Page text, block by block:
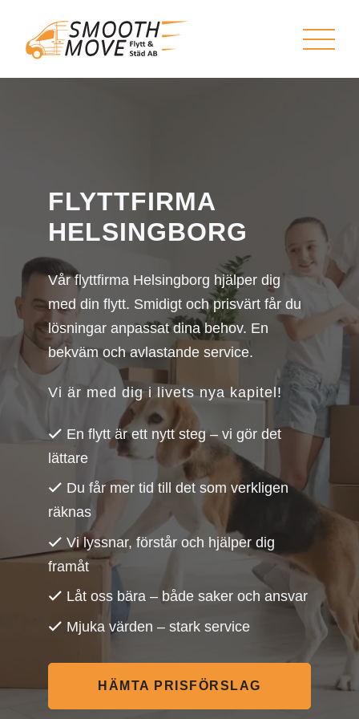
FLYTTFIRMA
HELSINGBORG
Vår flyttfirma Helsingborg hjälper dig
med din flytt. Smidigt och prisvärt får du
lösningar anpassat dina behov. En
bekväm och avlastande service.
Vi är med dig i livets nya kapitel!
En flytt är ett nytt steg – vi gör det
lättare
Du får mer tid till det som verkligen
räknas
Vi lyssnar, förstår och hjälper dig
framåt
Låt oss bära – både saker och ansvar
Mjuka värden – stark service
HÄMTA PRISFÖRSLAG